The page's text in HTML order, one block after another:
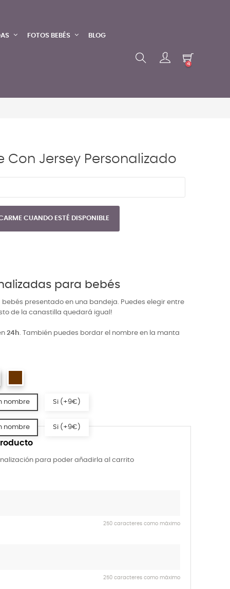
FOTOS BEBÉS BLOG
4
Con Jersey Personalizado
CUANDO ESTÉ DISPONIBLE
para bebés
presentado en una bandeja. Puedes elegir entre
de la canastilla quedará igual!
24h. También puedes bordar el nombre en la manta
para poder añadirla al carrito
250 caracteres como máximo
250 caracteres como máximo
nombre Si (+9€)
nombre Si (+9€)